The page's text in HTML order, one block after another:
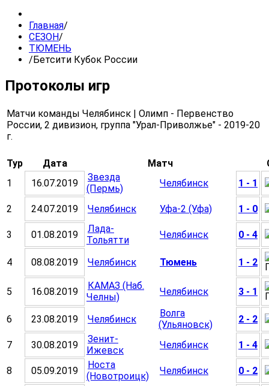
Главная/
СЕЗОН/
ТЮМЕНЬ
/ Бетсити Кубок России
Протоколы игр
Матчи команды Челябинск | Олимп - Первенство
России, 2 дивизион, группа "Урал-Приволжье" - 2019-20
г.
Тур Дата Матч
1
16.07.2019
Звезда
(Пермь)
Челябинск 1 - 1
2 24.07.2019 Челябинск Уфа-2 (Уфа) 1 - 0
3 01.08.2019
Лада-
Тольятти
Челябинск 0 - 4
4 08.08.2019 Челябинск Тюмень 1 - 2
5 16.08.2019
КАМАЗ (Наб.
Челны)
Челябинск 3 - 1
6 23.08.2019 Челябинск
Волга
(Ульяновск)
2 - 2
7 30.08.2019
Зенит-
Ижевск
Челябинск 1 - 4
8 05.09.2019
Носта
(Новотроицк)
Челябинск
0 - 2